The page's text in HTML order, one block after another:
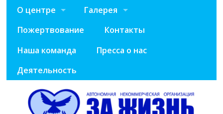
О центре
Галерея
Пожертвование
Контакты
Наша команда
Пресса о нас
Деятельность